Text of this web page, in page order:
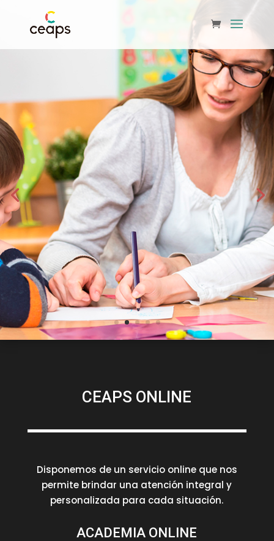
PSICOLOGÍA Y LOGOPEDIA
Desarrolla las inteligencias
múltiples.
Buscamos soluciones a diversos problemas
relacionados con el comportamiento,
emociones, lenguaje,
adicciones, celos, trastornos del aprendizaje,
pareja, etc.
SALUD
CEAPS ONLINE
Disponemos de un servicio online que nos
permite brindar una atención integral y
personalizada para cada situación.
ACADEMIA ONLINE